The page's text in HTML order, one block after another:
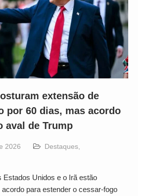
extensão de
por 60 dias, mas acordo
aval de Trump
2026 Destaques,
Estados Unidos e o Irã estão
para estender o cessar-fogo